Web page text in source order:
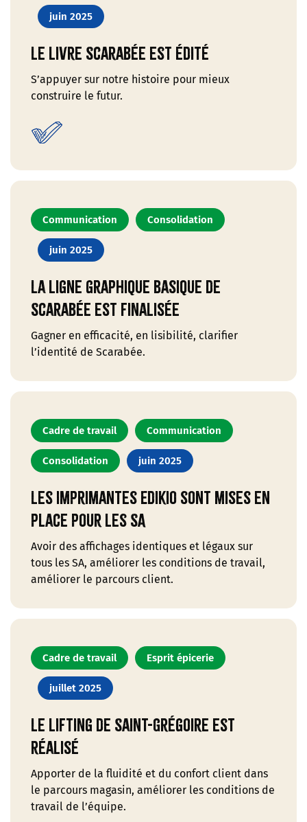
juin 2025
Le livre Scarabée est édité
S’appuyer sur notre histoire pour mieux
construire le futur.
Communication Consolidation
juin 2025
La ligne graphique basique de
Scarabée est finalisée
Gagner en efficacité, en lisibilité, clarifier
l’identité de Scarabée.
Cadre de travail Communication
Consolidation juin 2025
Les imprimantes Edikio sont mises en
place pour les SA
Avoir des affichages identiques et légaux sur
tous les SA, améliorer les conditions de travail,
améliorer le parcours client.
Cadre de travail Esprit épicerie
juillet 2025
Le lifting de Saint-Grégoire est
réalisé
Apporter de la fluidité et du confort client dans
le parcours magasin, améliorer les conditions de
travail de l’équipe.